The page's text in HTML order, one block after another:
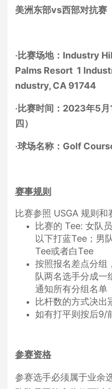
美洲东部vs西部对抗赛
‧比赛场地：Industry
Palms Resort 1
ndustry, CA 91744
‧比赛时间：2023年5月
四）
‧球场名称：Golf
赛事规则
比赛参照 USGA 规则
比赛的 Tee: 女队
以下打蓝Tee；男
Tee或者白Tee
按照报名差点分组
队两名选手分成一
通知所有分组名单
比杆数的方式决出
如有打平则按后9/
参赛资格
参赛选手必须属于业余